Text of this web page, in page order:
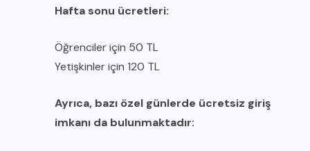
Hafta sonu ücretleri:
Öğrenciler için 50 TL
Yetişkinler için 120 TL
Ayrıca, bazı özel günlerde ücretsiz giriş
imkanı da bulunmaktadır: